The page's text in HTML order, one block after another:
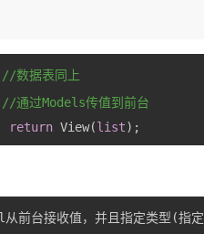
//数据表同上
//通过Models传值到前台
return View(list